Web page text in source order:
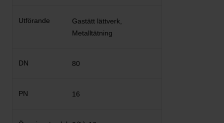
Gastätt lättverk,
Metalltätning
80
16